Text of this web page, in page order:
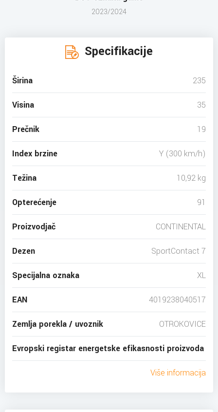
2023/2024
Specifikacije
Širina 235
Visina 35
Prečnik 19
Index brzine Y (300 km/h)
Težina 10,92 kg
Opterećenje 91
Proizvodjač CONTINENTAL
Dezen SportContact 7
Specijalna oznaka XL
EAN 4019238040517
Zemlja porekla / uvoznik OTROKOVICE
Evropski registar energetske efikasnosti proizvoda
Više informacija